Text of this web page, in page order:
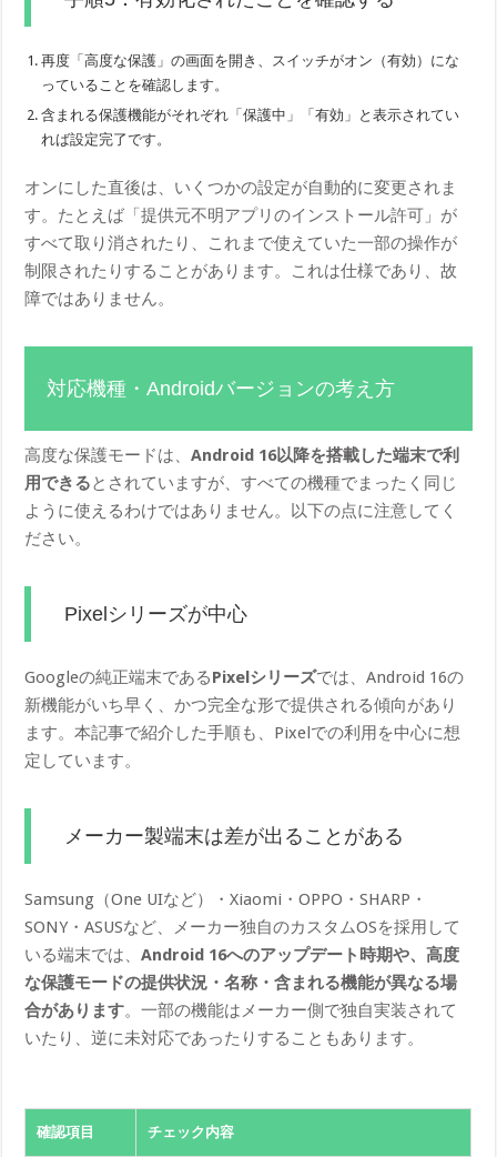
再度「高度な保護」の画面を開き、スイッチがオン（有効）にな
っていることを確認します。
含まれる保護機能がそれぞれ「保護中」「有効」と表示されてい
れば設定完了です。
オンにした直後は、いくつかの設定が自動的に変更されま
す。たとえば「提供元不明アプリのインストール許可」が
すべて取り消されたり、これまで使えていた一部の操作が
制限されたりすることがあります。これは仕様であり、故
障ではありません。
対応機種・Androidバージョンの考え方
高度な保護モードは、Android 16以降を搭載した端末で利
用できるとされていますが、すべての機種でまったく同じ
ように使えるわけではありません。以下の点に注意してく
ださい。
Pixelシリーズが中心
Googleの純正端末であるPixelシリーズでは、Android 16の
新機能がいち早く、かつ完全な形で提供される傾向があり
ます。本記事で紹介した手順も、Pixelでの利用を中心に想
定しています。
メーカー製端末は差が出ることがある
Samsung（One UIなど）・Xiaomi・OPPO・SHARP・
SONY・ASUSなど、メーカー独自のカスタムOSを採用して
いる端末では、Android 16へのアップデート時期や、高度
な保護モードの提供状況・名称・含まれる機能が異なる場
合があります。一部の機能はメーカー側で独自実装されて
いたり、逆に未対応であったりすることもあります。
確認項目 チェック内容